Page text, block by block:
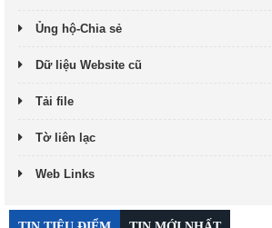
Ủng hộ-Chia sẻ
Dữ liệu Website cũ
Tải file
Tờ liên lạc
Web Links